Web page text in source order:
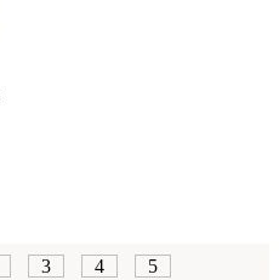
3 4 5